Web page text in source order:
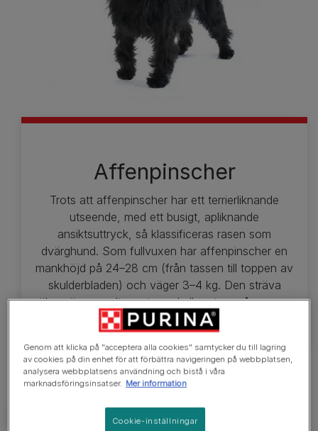
Affenpinscher
Trots att affenpinscher har ett terrierliknande
utseende, med ett busigt, apliknande
ansiktsuttryck, så klassificeras rasen som
dvärghund. Som fullvuxen har affenpinscher en
mankhöjd på 24–28 cm (från tassen till toppen av
skulderbladen) och väger 3–4 kg. Den sträva
pälsen är normalt svart, med eller utan grå nyanser.
Genom att klicka på "acceptera alla cookies" samtycker du till lagring
av cookies på din enhet för att förbättra navigeringen på webbplatsen,
analysera webbplatsens användning och bistå i våra
marknadsföringsinsatser. Mer information
Cookie-inställningar